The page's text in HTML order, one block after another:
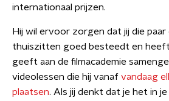
internationaal prijzen.
Hij wil ervoor zorgen dat jij die
thuiszitten goed besteedt en heeft
geeft aan de filmacademie
videolessen die hij vanaf vandaag
plaatsen. Als jij denkt dat je het in